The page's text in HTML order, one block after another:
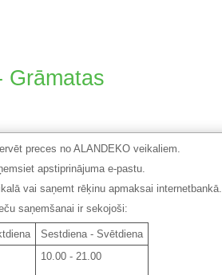
Grāmatas
preces no ALANDEKO veikaliem.
apstiprinājuma e-pastu.
vai saņemt rēķinu apmaksai internetbankā.
saņemšanai ir sekojoši:
Sestdiena - Svētdiena
10.00 - 21.00